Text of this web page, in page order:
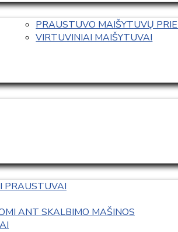
PRAUSTUVO MAIŠYTUVŲ
VIRTUVINIAI MAIŠYTUVAI
PRAUSTUVAI
ANT SKALBIMO MAŠINOS